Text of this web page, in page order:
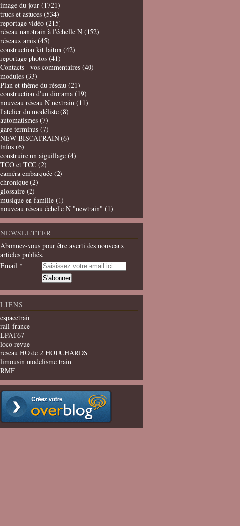
image du jour (1721)
trucs et astuces (534)
reportage vidéo (215)
réseau nanotrain à l'échelle N (152)
réseaux amis (45)
construction kit laiton (42)
reportage photos (41)
Contacts - vos commentaires (40)
modules (33)
Plan et thème du réseau (21)
construction d'un diorama (19)
nouveau réseau N nextrain (11)
l'atelier du modéliste (8)
automatismes (7)
gare terminus (7)
NEW BISCATRAIN (6)
infos (6)
construire un aiguillage (4)
TCO et TCC (2)
caméra embarquée (2)
chronique (2)
glossaire (2)
musique en famille (1)
nouveau réseau échelle N "newtrain" (1)
NEWSLETTER
Abonnez-vous pour être averti des nouveaux
articles publiés.
Email
LIENS
espacetrain
rail-france
LPAT67
loco revue
réseau HO de 2 HOUCHARDS
limousin modelisme train
RMF